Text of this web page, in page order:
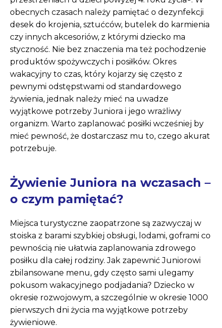
obecnych czasach należy pamiętać o dezynfekcji
desek do krojenia, sztućców, butelek do karmienia
czy innych akcesoriów, z którymi dziecko ma
styczność. Nie bez znaczenia ma też pochodzenie
produktów spożywczych i posiłków. Okres
wakacyjny to czas, który kojarzy się często z
pewnymi odstępstwami od standardowego
żywienia, jednak należy mieć na uwadze
wyjątkowe potrzeby Juniora i jego wrażliwy
organizm. Warto zaplanować posiłki wcześniej by
mieć pewność, że dostarczasz mu to, czego akurat
potrzebuje.
Żywienie Juniora na wczasach –
o czym pamiętać?
Miejsca turystyczne zaopatrzone są zazwyczaj w
stoiska z barami szybkiej obsługi, lodami, goframi co
pewnością nie ułatwia zaplanowania zdrowego
posiłku dla całej rodziny. Jak zapewnić Juniorowi
zbilansowane menu, gdy często sami ulegamy
pokusom wakacyjnego podjadania? Dziecko w
okresie rozwojowym, a szczególnie w okresie 1000
pierwszych dni życia ma wyjątkowe potrzeby
żywieniowe.